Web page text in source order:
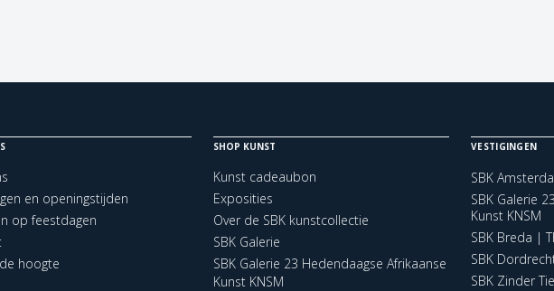
en openingstijden
op feestdagen
hoogte
SHOP KUNST
Kunst cadeaubon
Exposities
Over de SBK kunstcollectie
SBK Galerie
SBK Galerie 23 Hedendaagse Afrikaanse
Kunst KNSM
VESTIGINGEN
SBK
SBK Galerie
Kunst KNSM
SBK Breda |
SBK
SBK Zinder